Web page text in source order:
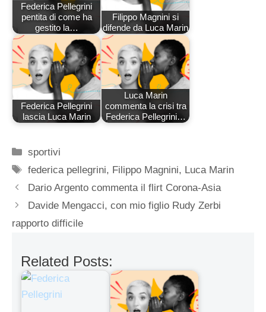
Federica Pellegrini
pentita di come ha
gestito la…
Filippo Magnini si
difende da Luca Marin
Federica Pellegrini
lascia Luca Marin
Luca Marin
commenta la crisi tra
Federica Pellegrini…
Categorie
sportivi
Tag
federica pellegrini, Filippo Magnini, Luca Marin
Dario Argento commenta il flirt Corona-Asia
Davide Mengacci, con mio figlio Rudy Zerbi
rapporto difficile
Related Posts: